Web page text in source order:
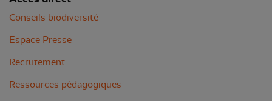
Conseils biodiversité
Espace Presse
Recrutement
Ressources pédagogiques